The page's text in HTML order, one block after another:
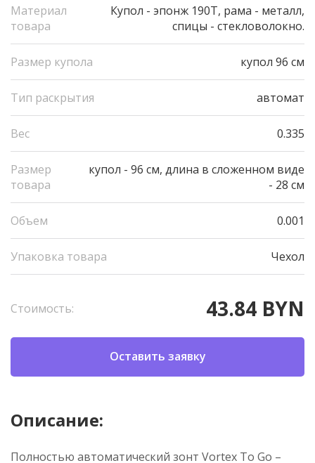
Материал
товара
Купол - эпонж 190Т, рама - металл,
спицы - стекловолокно.
Размер купола купол 96 см
Тип раскрытия автомат
Вес 0.335
Размер
товара
купол - 96 см, длина в сложенном виде
- 28 см
Объем 0.001
Упаковка товара Чехол
Стоимость: 43.84 BYN
Оставить заявку
Описание:
Полностью автоматический зонт Vortex To Go –